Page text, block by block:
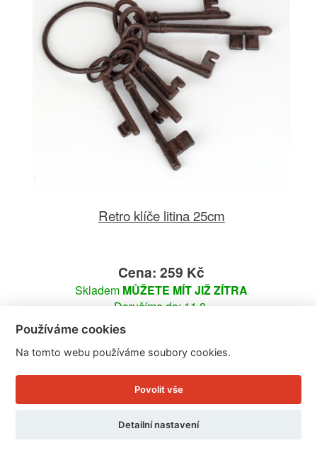
Retro klíče litina 25cm
Cena: 259 Kč
Skladem MŮŽETE MÍT JIŽ ZÍTRA
Doručíme do: 11.8.
Používáme cookies
Na tomto webu používáme soubory cookies.
Povolit vše
Detailní nastavení